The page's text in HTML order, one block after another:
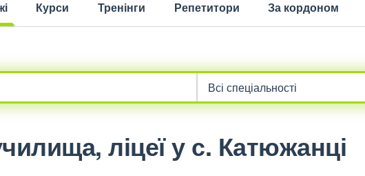
Курси Тренінги Репетитори За кордоном
ліцеї у с. Катюжанці